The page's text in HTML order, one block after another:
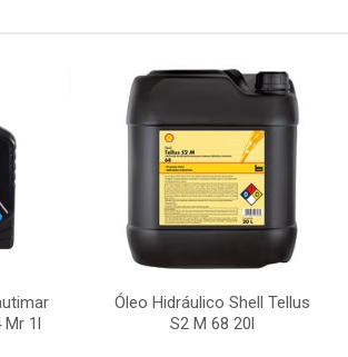
1l
Óleo Hidráulico Shell Tellus
S2 M 68 20l